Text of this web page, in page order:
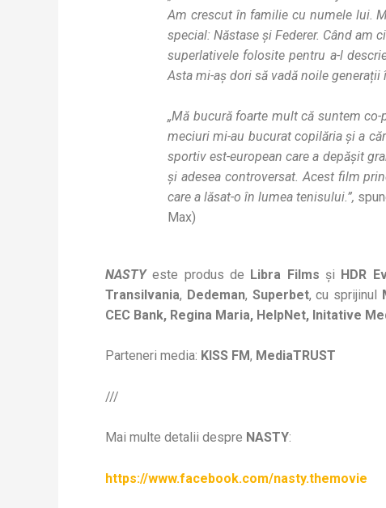
Am crescut în familie cu numele lui.
special: Năstase și Federer. Când am
superlativele folosite pentru a-l
Asta mi-aș dori să vadă noile
„Mă bucură foarte mult că suntem
meciuri mi-au bucurat copilăria și a
sportiv est-european care a depășit
și adesea controversat. Acest film
care a lăsat-o în lumea tenisului.”,
Max)
NASTYeste produs de Libra Films și HDR
Transilvania, Dedeman, Superbet, cu sprijinul
CEC Bank, Regina Maria, HelpNet, Initative
Parteneri media: KISS FM, MediaTRUST
///
Mai multe detalii despre NASTY:
https://www.facebook.com/nasty.themovie